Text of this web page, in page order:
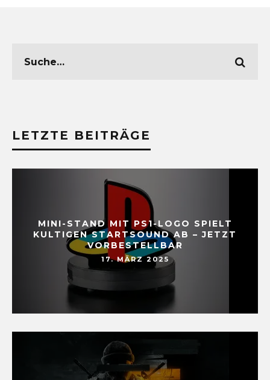
LETZTE BEITRÄGE
MINI-STAND MIT PS1-LOGO SPIELT
KULTIGEN STARTSOUND AB – JETZT
VORBESTELLBAR
17. MÄRZ 2025